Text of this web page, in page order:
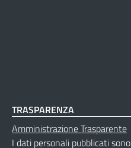
TRASPARENZA
Amministrazione Trasparente
I dati personali pubblicati sono